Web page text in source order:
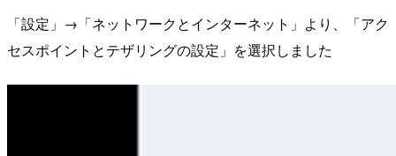
「設定」→「ネットワークとインターネット」より、「アク
セスポイントとテザリングの設定」を選択しました